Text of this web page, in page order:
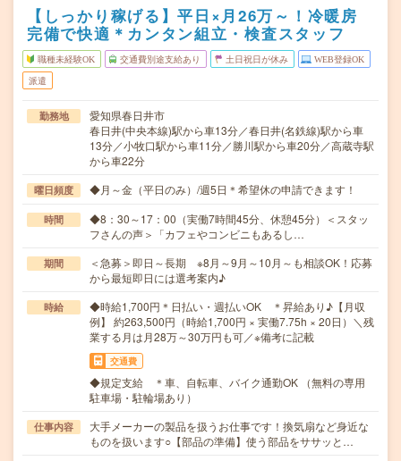
【しっかり稼げる】平日×月26万～！冷暖房
完備で快適＊カンタン組立・検査スタッフ
職種未経験OK 交通費別途支給あり 土日祝日が休み WEB登録OK
派遣
勤務地
愛知県春日井市
春日井(中央本線)駅から車13分／春日井(名鉄線)駅から車
13分／小牧口駅から車11分／勝川駅から車20分／高蔵寺駅
から車22分
曜日頻度 ◆月～金（平日のみ）/週5日＊希望休の申請できます！
時間
◆8：30～17：00（実働7時間45分、休憩45分）＜スタッ
フさんの声＞「カフェやコンビニもあるし…
期間
＜急募＞即日～長期 ※8月～9月～10月～も相談OK！応募
から最短即日には選考案内♪
時給
◆時給1,700円＊日払い・週払いOK ＊昇給あり♪【月収
例】 約263,500円（時給1,700円 × 実働7.75h × 20日）＼残
業する月は月28万～30万円も可／※備考に記載
交通費
◆規定支給 ＊車、自転車、バイク通勤OK （無料の専用
駐車場・駐輪場あり）
仕事内容
大手メーカーの製品を扱うお仕事です！換気扇など身近な
ものを扱います○【部品の準備】使う部品をササッと…